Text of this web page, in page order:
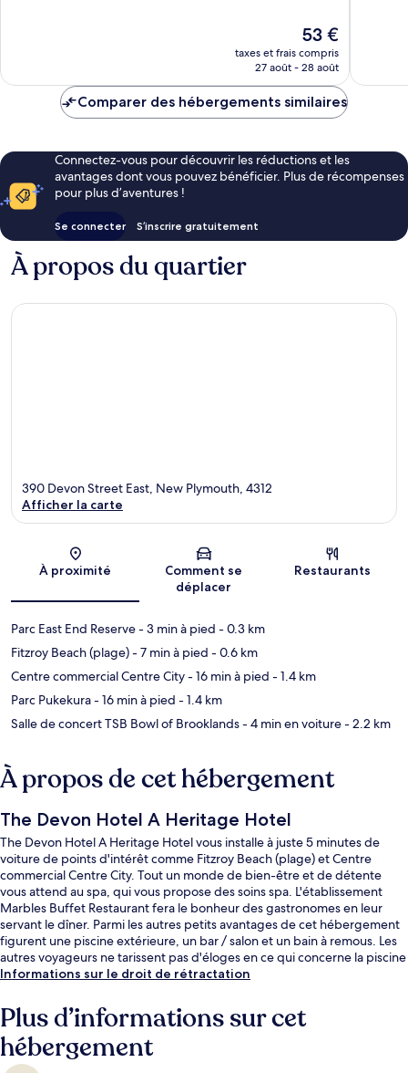
Le
nouveau
prix
de
53 €
taxes et frais compris
27 août - 28 août
Comparer des hébergements similaires
Connectez-vous pour découvrir les réductions et les
avantages dont vous pouvez bénéficier. Plus de récompenses
pour plus d’aventures !
Se connecter S’inscrire gratuitement
À propos du quartier
Carte
390 Devon Street East, New Plymouth, 4312
Afficher la carte
À proximité
Comment se
déplacer
Restaurants
Parc East End Reserve- 3 min à pied - 0.3 km
Fitzroy Beach (plage)- 7 min à pied - 0.6 km
Centre commercial Centre City- 16 min à pied - 1.4 km
Parc Pukekura- 16 min à pied - 1.4 km
Salle de concert TSB Bowl of Brooklands- 4 min en voiture- 2.2 km
À propos de cet hébergement
The Devon Hotel A Heritage Hotel
The Devon Hotel A Heritage Hotel vous installe à juste 5 minutes de
voiture de points d'intérêt comme Fitzroy Beach (plage) et Centre
commercial Centre City. Tout un monde de bien-être et de détente
vous attend au spa, qui vous propose des soins spa. L'établissement
Marbles Buffet Restaurant fera le bonheur des gastronomes en leur
servant le dîner. Parmi les autres petits avantages de cet hébergement
figurent une piscine extérieure, un bar / salon et un bain à remous. Les
autres voyageurs ne tarissent pas d'éloges en ce qui concerne la piscine
rafraîchissante et la literie de qualité.
Informations sur le droit de rétractation
Plus d’informations sur cet
hébergement